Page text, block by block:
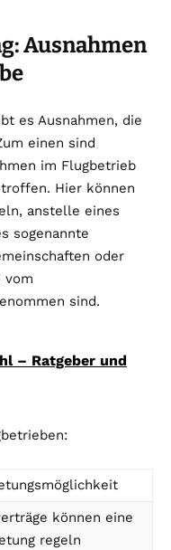
Ausnahmen
es Ausnahmen, die
einen sind
im Flugbetrieb
Hier können
anstelle eines
sogenannte
oder
vom
sind.
– Ratgeber und
können eine
regeln